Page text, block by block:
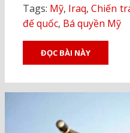
Tags: Mỹ, Iraq,Chiến
đế quốc, Bá quyền Mỹ
ĐỌC BÀI NÀY